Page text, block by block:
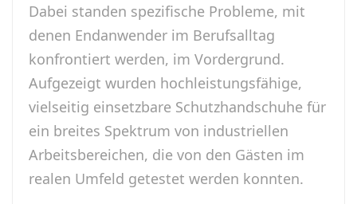
Dabei standen spezifische Probleme, mit
denen Endanwender im Berufsalltag
konfrontiert werden, im Vordergrund.
Aufgezeigt wurden hochleistungsfähige,
vielseitig einsetzbare Schutzhandschuhe für
ein breites Spektrum von industriellen
Arbeitsbereichen, die von den Gästen im
realen Umfeld getestet werden konnten.